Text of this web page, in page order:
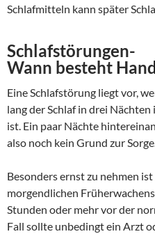
Schlafmitteln kann später
Schlafstörungen-
Wann besteht
Eine Schlafstörung liegt vor,
lang der Schlaf in drei
ist. Ein paar Nächte
also noch kein Grund zur
Besonders ernst zu nehmen
morgendlichen
Stunden oder mehr vor der
Fall sollte unbedingt ein Arzt